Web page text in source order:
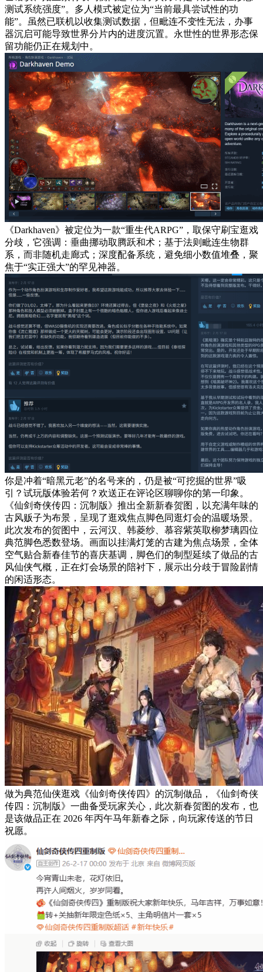
测试系统强度”。多人模式被定位为“当前最具尝试性的功
能”。虽然已联机以收集测试数据，但毗连不变性无法，办事
器沉启可能导致世界分片内的进度沉置。永世性的世界形态保
留功能仍正在规划中。
《Darkhaven》被定位为一款“重生代ARPG”，取保守刷宝逛戏
分歧，它强调：垂曲挪动取腾跃和术；基于法则毗连生物群
系，而非随机走廊式；深度配备系统，避免细小数值堆叠，聚
焦于“实正强大”的罕见神器。
你是冲着“暗黑元老”的名号来的，仍是被“可挖掘的世界”吸
引？试玩版体验若何？欢送正在评论区聊聊你的第一印象。
《仙剑奇侠传四：沉制版》推出全新新春贺图，以充满年味的
古风贩子为布景，呈现了逛戏焦点脚色同逛灯会的温暖场景。
此次发布的贺图中，云河汉、韩菱纱、慕容紫英取柳梦璃四位
典范脚色悉数登场。画面以挂满灯笼的古建为焦点场景，全体
空气贴合新春佳节的喜庆基调，脚色们的制型延续了做品的古
风仙侠气概，正在灯会场景的陪衬下，展示出分歧于冒险剧情
的闲适形态。
做为典范仙侠逛戏《仙剑奇侠传四》的沉制做品，《仙剑奇侠
传四：沉制版》一曲备受玩家关心，此次新春贺图的发布，也
是该做品正在 2026 年丙午马年新春之际，向玩家传送的节日
祝愿。